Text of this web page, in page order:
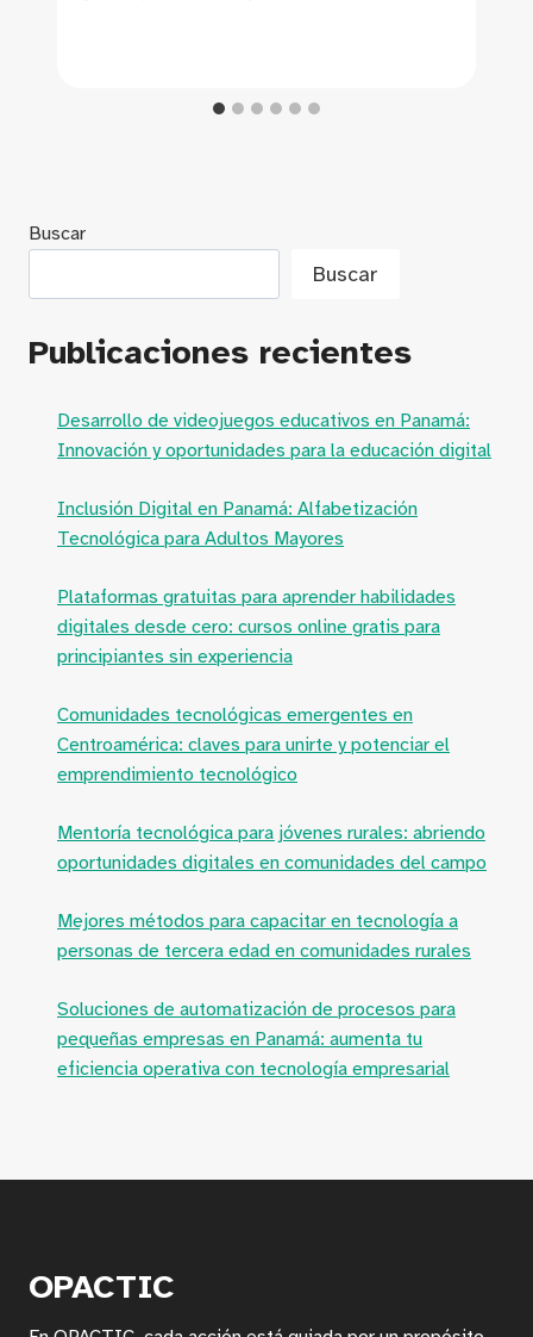
Buscar
Buscar
Publicaciones recientes
Desarrollo de videojuegos educativos en Panamá:
Innovación y oportunidades para la educación digital
Inclusión Digital en Panamá: Alfabetización
Tecnológica para Adultos Mayores
Plataformas gratuitas para aprender habilidades
digitales desde cero: cursos online gratis para
principiantes sin experiencia
Comunidades tecnológicas emergentes en
Centroamérica: claves para unirte y potenciar el
emprendimiento tecnológico
Mentoría tecnológica para jóvenes rurales: abriendo
oportunidades digitales en comunidades del campo
Mejores métodos para capacitar en tecnología a
personas de tercera edad en comunidades rurales
Soluciones de automatización de procesos para
pequeñas empresas en Panamá: aumenta tu
eficiencia operativa con tecnología empresarial
OPACTIC